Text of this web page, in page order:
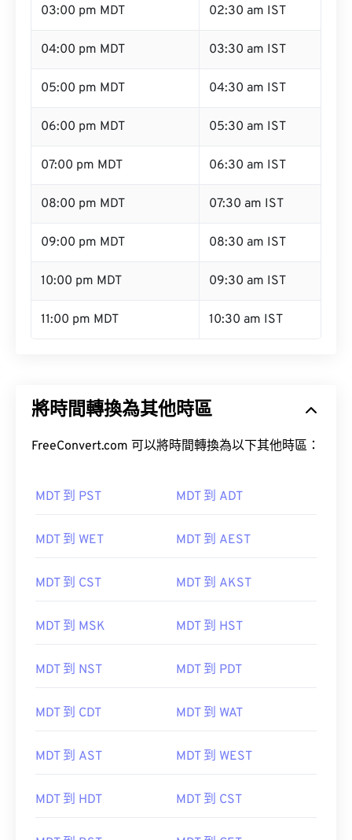
03:00 pm MDT 02:30 am IST
04:00 pm MDT 03:30 am IST
05:00 pm MDT 04:30 am IST
06:00 pm MDT 05:30 am IST
07:00 pm MDT 06:30 am IST
08:00 pm MDT 07:30 am IST
09:00 pm MDT 08:30 am IST
10:00 pm MDT 09:30 am IST
11:00 pm MDT 10:30 am IST
將時間轉換為其他時區
FreeConvert.com 可以將時間轉換為以下其他時區：
MDT 到 PST MDT 到 ADT
MDT 到 WET MDT 到 AEST
MDT 到 CST MDT 到 AKST
MDT 到 MSK MDT 到 HST
MDT 到 NST MDT 到 PDT
MDT 到 CDT MDT 到 WAT
MDT 到 AST MDT 到 WEST
MDT 到 HDT MDT 到 CST